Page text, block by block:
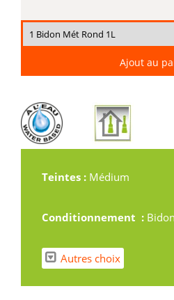
Ajout au
Teintes : Médium
Conditionnement :
Autres choix